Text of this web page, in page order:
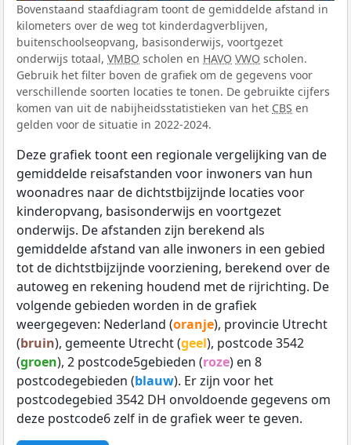
Bovenstaand staafdiagram toont de gemiddelde afstand in
kilometers over de weg tot kinderdagverblijven,
buitenschoolseopvang, basisonderwijs, voortgezet
onderwijs totaal, VMBO scholen en HAVO VWO scholen.
Gebruik het filter boven de grafiek om de gegevens voor
verschillende soorten locaties te tonen. De gebruikte cijfers
komen van uit de nabijheidsstatistieken van het CBS en
gelden voor de situatie in 2022-2024.
Deze grafiek toont een regionale vergelijking van de
gemiddelde reisafstanden voor inwoners van hun
woonadres naar de dichtstbijzijnde locaties voor
kinderopvang, basisonderwijs en voortgezet
onderwijs. De afstanden zijn berekend als
gemiddelde afstand van alle inwoners in een gebied
tot de dichtstbijzijnde voorziening, berekend over de
autoweg en rekening houdend met de rijrichting. De
volgende gebieden worden in de grafiek
weergegeven: Nederland (oranje), provincie Utrecht
(bruin), gemeente Utrecht (geel), postcode 3542
(groen), 2 postcode5gebieden (roze) en 8
postcodegebieden (blauw). Er zijn voor het
postcodegebied 3542 DH onvoldoende gegevens om
deze postcode6 zelf in de grafiek weer te geven.